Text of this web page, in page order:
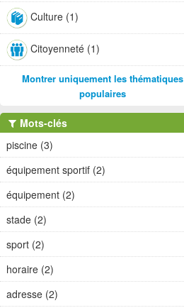
Culture (1)
Citoyenneté (1)
Montrer uniquement les thématiques
populaires
Mots-clés
piscine (3)
équipement sportif (2)
équipement (2)
stade (2)
sport (2)
horaire (2)
adresse (2)